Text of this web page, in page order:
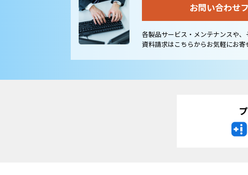
お問い合わせ
各製品サービス・メンテナンスや、
資料請求はこちらからお気軽にお寄